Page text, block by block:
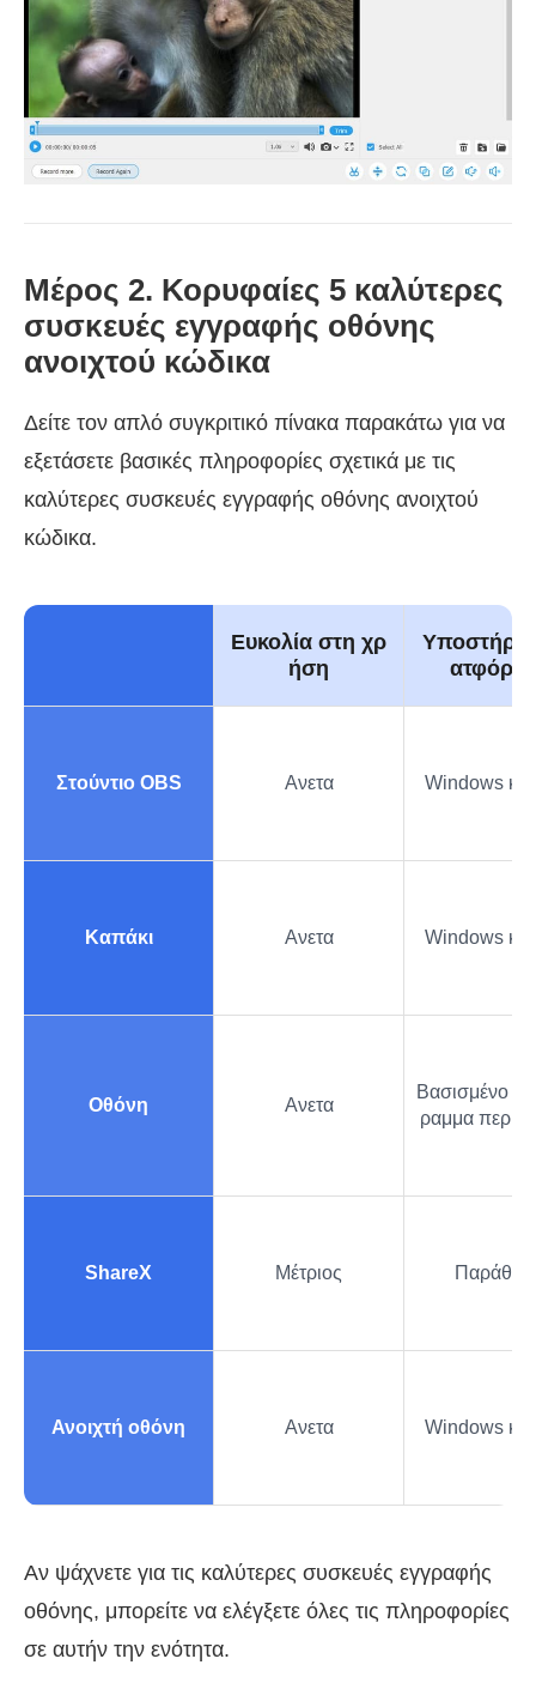
Μέρος 2. Κορυφαίες 5 καλύτερες
συσκευές εγγραφής οθόνης
ανοιχτού κώδικα
Δείτε τον απλό συγκριτικό πίνακα παρακάτω για να
εξετάσετε βασικές πληροφορίες σχετικά με τις
καλύτερες συσκευές εγγραφής οθόνης ανοιχτού
κώδικα.
Ευκολία στη χρ
ήση
Στούντιο OBS Ανετα Windows
Καπάκι Ανετα Windows
Οθόνη Ανετα
Βασισμένο
ραμμα
ShareX Μέτριος
Ανοιχτή οθόνη Ανετα Windows
Αν ψάχνετε για τις καλύτερες συσκευές εγγραφής
οθόνης, μπορείτε να ελέγξετε όλες τις πληροφορίες
σε αυτήν την ενότητα.